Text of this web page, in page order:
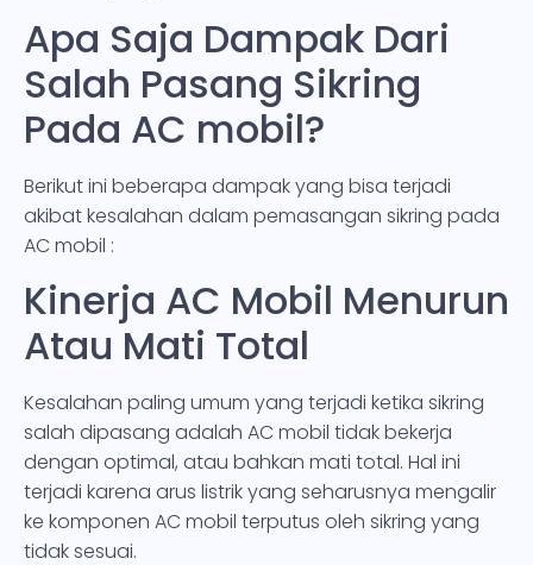
Apa Saja Dampak Dari
Salah Pasang Sikring
Pada AC mobil?
Berikut ini beberapa dampak yang bisa terjadi
akibat kesalahan dalam pemasangan sikring pada
AC mobil :
Kinerja AC Mobil Menurun
Atau Mati Total
Kesalahan paling umum yang terjadi ketika sikring
salah dipasang adalah AC mobil tidak bekerja
dengan optimal, atau bahkan mati total. Hal ini
terjadi karena arus listrik yang seharusnya mengalir
ke komponen AC mobil terputus oleh sikring yang
tidak sesuai.